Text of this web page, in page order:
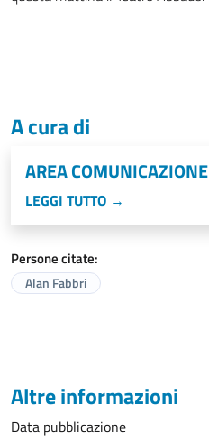
A cura di
AREA COMUNICAZIONE
LEGGI TUTTO →
Persone citate:
Alan Fabbri
Altre informazioni
Data pubblicazione